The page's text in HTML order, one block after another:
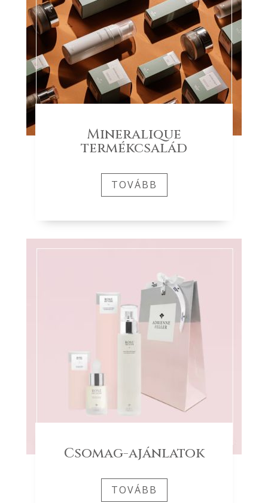
Mineralique
termékcsalád
TOVÁBB
Csomag-ajánlatok
TOVÁBB